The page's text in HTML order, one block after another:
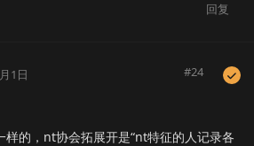
回复
1日 #24
的，nt协会拓展开是“nt特征的人记录各